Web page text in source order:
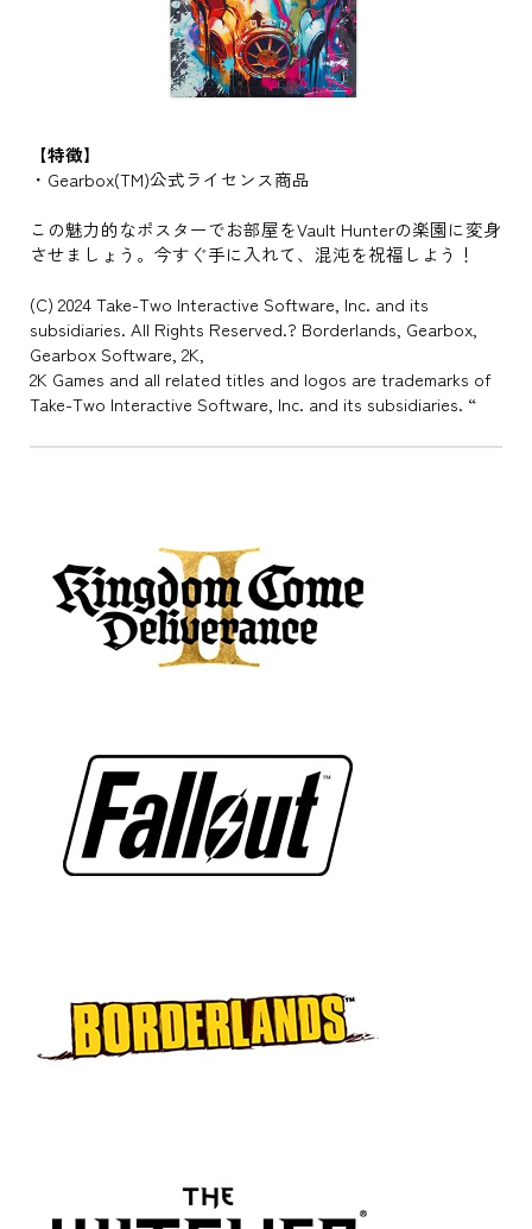
【特徴】
・Gearbox(TM)公式ライセンス商品
この魅力的なポスターでお部屋をVault Hunterの楽園に変身
させましょう。今すぐ手に入れて、混沌を祝福しよう！
(C) 2024 Take-Two Interactive Software, Inc. and its
subsidiaries. All Rights Reserved.? Borderlands, Gearbox,
Gearbox Software, 2K,
2K Games and all related titles and logos are trademarks of
Take-Two Interactive Software, Inc. and its subsidiaries. “